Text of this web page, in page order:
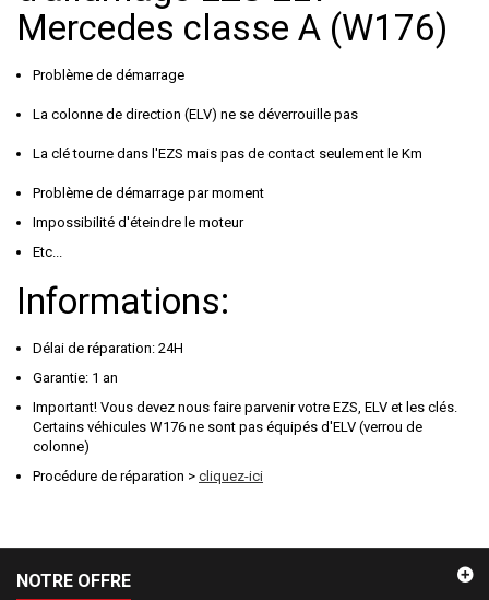
Mercedes classe A (W176)
Problème de démarrage
La colonne de direction (ELV) ne se déverrouille pas
La clé tourne dans l'EZS mais pas de contact seulement le Km
Problème de démarrage par moment
Impossibilité d'éteindre le moteur
Etc...
Informations:
Délai de réparation: 24H
Garantie: 1 an
Important! Vous devez nous faire parvenir votre EZS, ELV et les clés.
Certains véhicules W176 ne sont pas équipés d'ELV (verrou de
colonne)
Procédure de réparation > cliquez-ici
NOTRE OFFRE